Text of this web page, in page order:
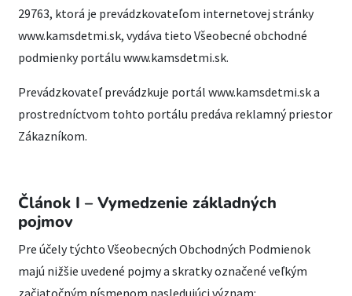
29763, ktorá je prevádzkovateľom internetovej stránky
www.kamsdetmi.sk, vydáva tieto Všeobecné obchodné
podmienky portálu www.kamsdetmi.sk.
Prevádzkovateľ prevádzkuje portál www.kamsdetmi.sk a
prostredníctvom tohto portálu predáva reklamný priestor
Zákazníkom.
Článok I – Vymedzenie základných
pojmov
Pre účely týchto Všeobecných Obchodných Podmienok
majú nižšie uvedené pojmy a skratky označené veľkým
začiatočným písmenom nasledujúci význam: